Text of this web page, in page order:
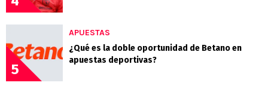
5
APUESTAS
¿Qué es la doble oportunidad de Betano en
apuestas deportivas?